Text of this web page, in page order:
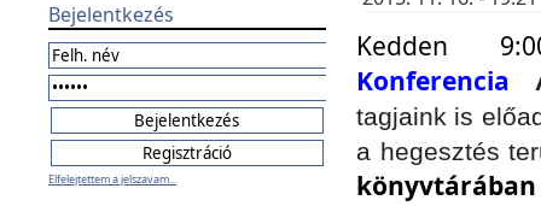
Bejelentkezés
Elfelejtettem a jelszavam...
Kedden
Konferencia
tagjaink is
a hegesztés
könyvtárában